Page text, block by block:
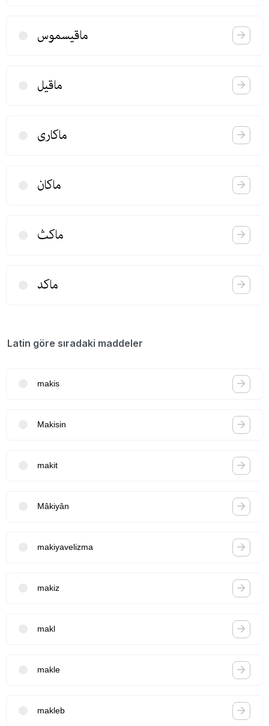
ماقیسموس
ماقیل
ماكاری
ماكان
ماكث
ماكد
Latin göre sıradaki maddeler
makis
Makisin
makit
Mâkiyân
makiyavelizma
makiz
makl
makle
makleb